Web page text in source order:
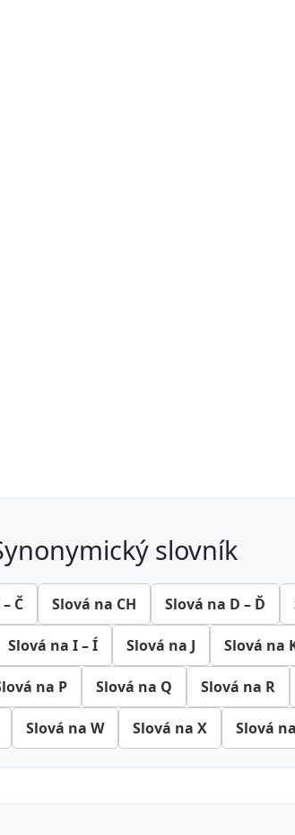
synonymický slovník
Č Slová na CH Slová na D – Ď
Slová na I – Í Slová na J Slová na
na P Slová na Q Slová na R
Slová na W Slová na X Slová